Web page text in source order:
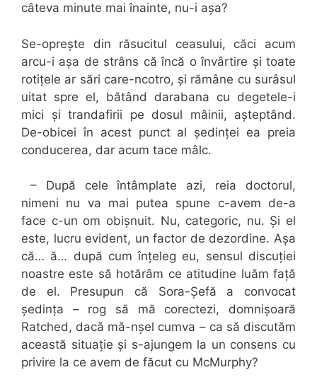
câteva minute mai înainte, nu-i așa?
Se-oprește din răsucitul ceasului, căci acum
arcu-i așa de strâns că încă o învârtire și toate
rotițele ar sări care-ncotro, și rămâne cu surâsul
uitat spre el, bătând darabana cu degetele-i
mici și trandafirii pe dosul mâinii, așteptând.
De-obicei în acest punct al ședinței ea preia
conducerea, dar acum tace mâlc.
– După cele întâmplate azi, reia doctorul,
nimeni nu va mai putea spune c-avem de-a
face c-un om obișnuit. Nu, categoric, nu. Și el
este, lucru evident, un factor de dezordine. Așa
că… ă… după cum înțeleg eu, sensul discuției
noastre este să hotărâm ce atitudine luăm față
de el. Presupun că Sora-Șefă a convocat
ședința – rog să mă corectezi, domnișoară
Ratched, dacă mă-nșel cumva – ca să discutăm
această situație și s-ajungem la un consens cu
privire la ce avem de făcut cu McMurphy?